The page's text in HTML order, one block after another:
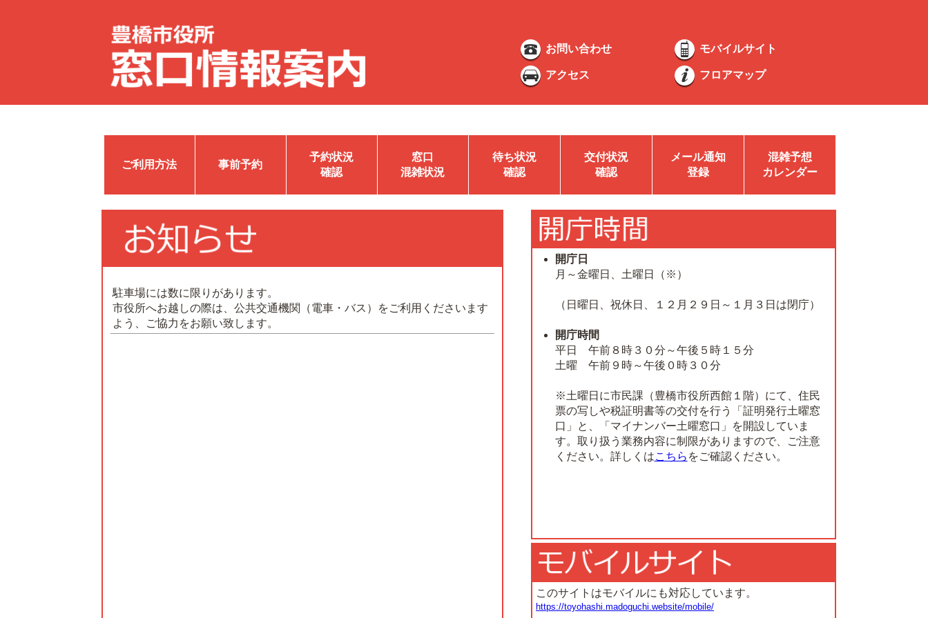
お問い合わせ モバイルサイト
アクセス フロアマップ
ご利用方法 事前予約
予約状況
確認
窓口
混雑状況
待ち状況
確認
交付状況
確認
メール通知
登録
混雑予想
カレンダー
駐車場には数に限りがあります。
市役所へお越しの際は、公共交通機関（電車・バス）をご利用くださいます
よう、ご協力をお願い致します。
開庁日
月～金曜日、土曜日（※）
（日曜日、祝休日、１２月２９日～１月３日は閉庁）
開庁時間
平日 午前８時３０分～午後５時１５分
土曜 午前９時～午後０時３０分
※土曜日に市民課（豊橋市役所西館１階）にて、住民
票の写しや税証明書等の交付を行う「証明発行土曜窓
口」と、「マイナンバー土曜窓口」を開設していま
す。取り扱う業務内容に制限がありますので、ご注意
ください。詳しくはこちら をご確認ください。
このサイトはモバイルにも対応しています。
https://toyohashi.madoguchi.website/mobile/